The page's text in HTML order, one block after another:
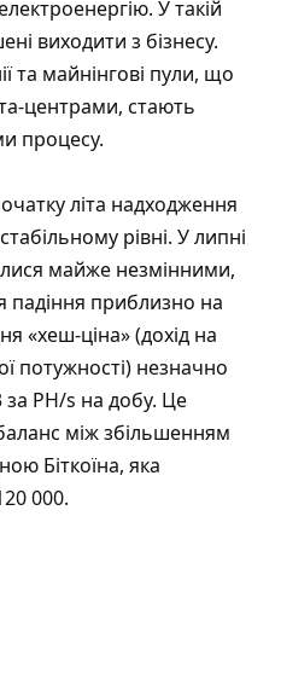
У такій
виходити з бізнесу.
та майнінгові пули, що
центрами, стають
процесу.
літа надходження
рівні. У липні
майже незмінними,
падіння приблизно на
«хеш-ціна» (дохід на
потужності) незначно
PH/s на добу. Це
між збільшенням
Біткоїна, яка
000.